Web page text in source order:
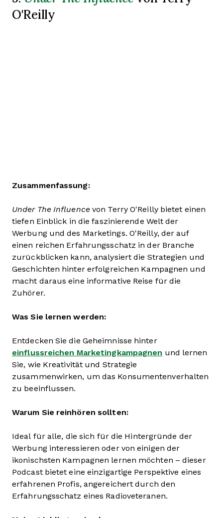
O'Reilly
Zusammenfassung:
Under The Influencevon Terry O'Reilly bietet einen
tiefen Einblick in die faszinierende Welt der
Werbung und des Marketings. O'Reilly, der auf
einen reichen Erfahrungsschatz in der Branche
zurückblicken kann, analysiert die Strategien und
Geschichten hinter erfolgreichen Kampagnen und
macht daraus eine informative Reise für die
Zuhörer.
Was Sie lernen werden:
Entdecken Sie die Geheimnisse hinter
einflussreichen Marketingkampagnen und lernen
Sie, wie Kreativität und Strategie
zusammenwirken, um das Konsumentenverhalten
zu beeinflussen.
Warum Sie reinhören sollten:
Ideal für alle, die sich für die Hintergründe der
Werbung interessieren oder von einigen der
ikonischsten Kampagnen lernen möchten – dieser
Podcast bietet eine einzigartige Perspektive eines
erfahrenen Profis, angereichert durch den
Erfahrungsschatz eines Radioveteranen.